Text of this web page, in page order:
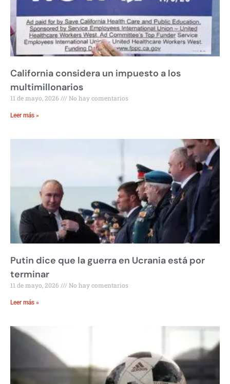
California considera un impuesto a los
multimillonarios
11 de mayo, 2026 No hay comentarios
Leer más »
Putin dice que la guerra en Ucrania está por
terminar
11 de mayo, 2026 No hay comentarios
Leer más »